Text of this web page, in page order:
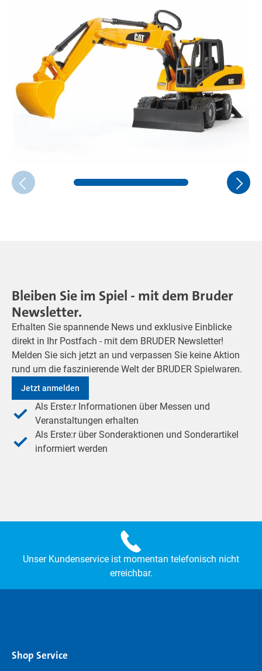
Bleiben Sie im Spiel - mit dem Bruder
Newsletter.
Erhalten Sie spannende News und exklusive Einblicke
direkt in Ihr Postfach - mit dem BRUDER Newsletter!
Melden Sie sich jetzt an und verpassen Sie keine Aktion
rund um die faszinierende Welt der BRUDER Spielwaren.
Jetzt anmelden
Als Erste:r Informationen über Messen und
Veranstaltungen erhalten
Als Erste:r über Sonderaktionen und Sonderartikel
informiert werden
Unser Kundenservice ist momentan telefonisch nicht
erreichbar.
Shop Service